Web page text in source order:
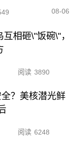
08-06
相砸\"饭碗\"，
阅读 3890
？美核潜光鲜
阅读 6248